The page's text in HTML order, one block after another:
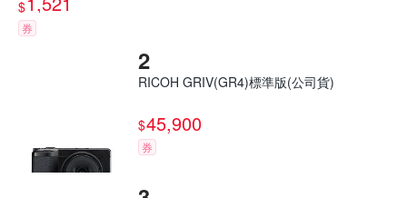
$
券
RICOH GRIV(GR4)標準版(公司貨)
$45,900
券